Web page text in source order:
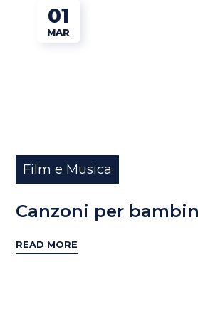
01
MAR
Film e Musica
Canzoni per
READ MORE